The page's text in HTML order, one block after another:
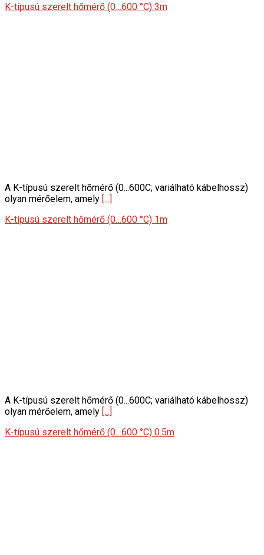
K-típusú szerelt hőmérő (0…600 °C) 3m
A K-típusú szerelt hőmérő (0...600C; variálható kábelhossz)
olyan mérőelem, amely [...]
K-típusú szerelt hőmérő (0…600 °C) 1m
A K-típusú szerelt hőmérő (0...600C; variálható kábelhossz)
olyan mérőelem, amely [...]
K-típusú szerelt hőmérő (0…600 °C) 0.5m